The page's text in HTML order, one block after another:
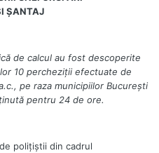
ŞANTAJ
de calcul au fost descoperite
10 percheziţii efectuate de
pe raza municipiilor București
pentru 24 de ore.
polițiștii din cadrul